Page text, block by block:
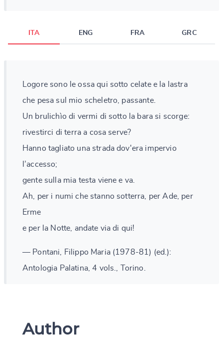
ITA ENG FRA GRC
Logore sono le ossa qui sotto celate e la lastra
che pesa sul mio scheletro, passante.
Un brulichìo di vermi di sotto la bara si scorge:
rivestirci di terra a cosa serve?
Hanno tagliato una strada dov'era impervio
l’accesso;
gente sulla mia testa viene e va.
Ah, per i numi che stanno sotterra, per Ade, per
Erme
e per la Notte, andate via di qui!
— Pontani, Filippo Maria (1978-81) (ed.):
Antologia Palatina, 4 vols., Torino.
Author